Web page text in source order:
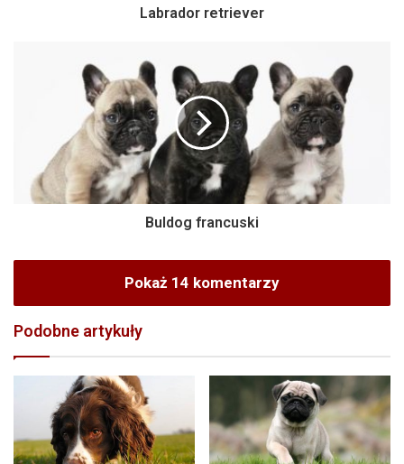
Labrador retriever
Buldog francuski
Pokaż 14 komentarzy
Podobne artykuły